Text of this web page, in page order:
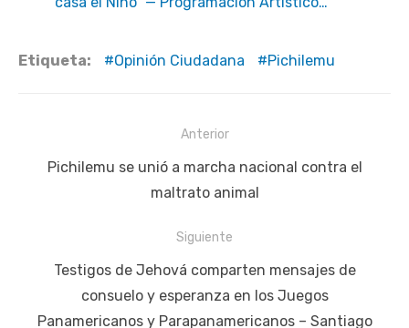
Etiqueta: Opinión Ciudadana Pichilemu
Anterior
Publicación
Pichilemu se unió a marcha nacional contra el
maltrato animal
Siguiente
Siguiente
publicación:
Testigos de Jehová comparten mensajes de
consuelo y esperanza en los Juegos
Panamericanos y Parapanamericanos – Santiago